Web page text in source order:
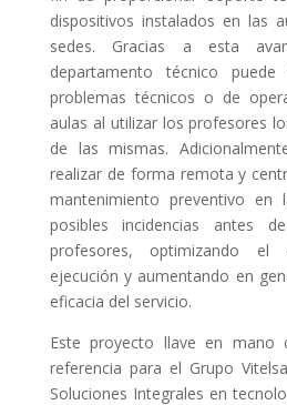
dispositivos instalados en las
sedes. Gracias a esta
departamento técnico
problemas técnicos o de
aulas al utilizar los profesores
de las mismas.
realizar de forma remota y
mantenimiento preventivo en
posibles incidencias antes
profesores, optimizando
ejecución y aumentando en
eficacia del servicio.
Este proyecto llave en mano
referencia para el Grupo
Soluciones Integrales en